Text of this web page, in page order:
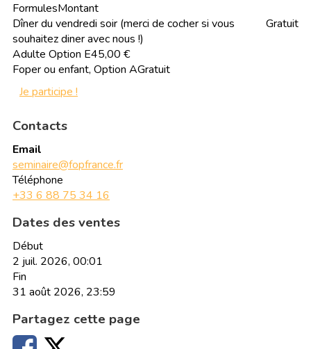
FormulesMontant
Dîner du vendredi soir (merci de cocher si vous
souhaitez diner avec nous !)
Gratuit
Adulte Option E45,00 €
Foper ou enfant, Option AGratuit
Je participe !
Contacts
Email
seminaire@fopfrance.fr
Téléphone
+33 6 88 75 34 16
Dates des ventes
Début
2 juil. 2026, 00:01
Fin
31 août 2026, 23:59
Partagez cette page